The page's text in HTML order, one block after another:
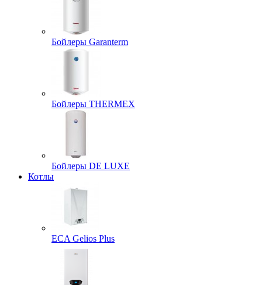
Бойлеры Garanterm
Бойлеры THERMEX
Бойлеры DE LUXE
Котлы
ECA Gelios Plus